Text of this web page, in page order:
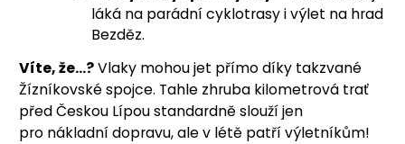
láká na parádní cyklotrasy i výlet na hrad
Bezděz.
Víte, že...?Vlaky mohou jet přímo díky takzvané
Žízníkovské spojce. Tahle zhruba kilometrová trať
před Českou Lípou standardně slouží jen
pro nákladní dopravu, ale v létě patří výletníkům!